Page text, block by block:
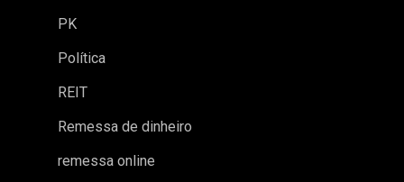
PK
Política
REIT
Remessa de dinheiro
remessa online